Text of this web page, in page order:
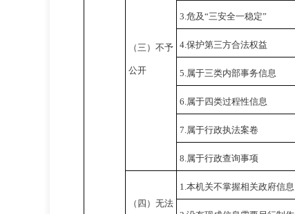
（三）不予
公开
3. 危及“三安全一稳定”
4. 保护第三方合法权益
5. 属于三类内部事务信息
6. 属于四类过程性信息
7. 属于行政执法案卷
8. 属于行政查询事项
（四）无法
1. 本机关不掌握相关政府信息